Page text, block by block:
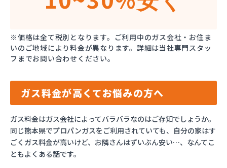
※価格は全て税別となります。ご利用中のガス会社・お住ま
いのご地域により料金が異なります。詳細は当社専門スタッ
フまでお問い合わせください。
ガス料金が高くてお悩みの方へ
ガス料金はガス会社によってバラバラなのはご存知でしょうか。
同じ熊本県でプロパンガスをご利用されていても、自分の家はす
ごくガス料金が高いけど、お隣さんはずいぶん安い…、なんてこ
ともよくある話です。